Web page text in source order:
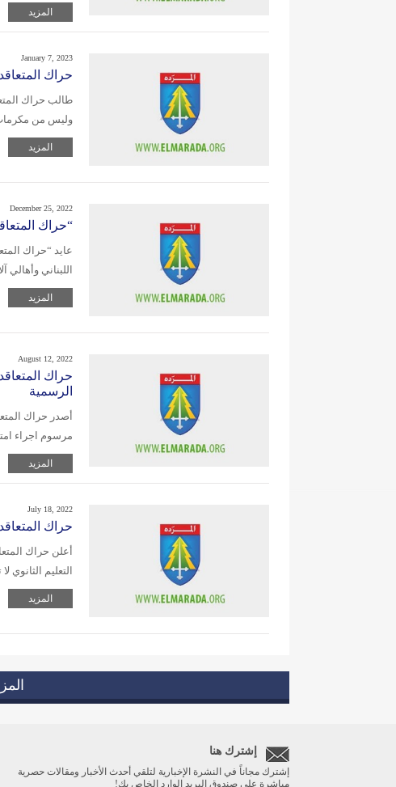
المزيد
January 7, 2023
حراك
طالب حراك
وليس من
المزيد
December 25, 2022
“حراك
عايد “حراك
اللبناني
المزيد
August 12, 2022
حراك
الرسمية
أصدر حراك
مرسوم اجراء
المزيد
July 18, 2022
حراك
أعلن حراك
التعليم الثانوي
المزيد
إشترك هنا
إشترك مجاناً في النشرة الإخبارية لتلقي أحدث الأخبار ومقالات حصرية
مباشرة على صندوق البريد الوارد الخاص بك!